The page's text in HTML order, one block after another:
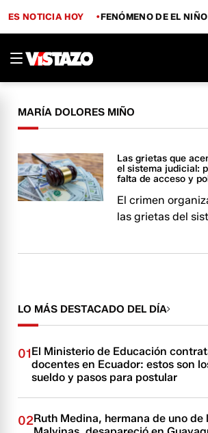
ES NOTICIA HOY FENÓMENO DE EL
MARÍA DOLORES MIÑO
Las grietas que
el sistema judicial:
falta de acceso y
El crimen
las grietas del
LO MÁS DESTACADO DEL DÍA
01El Ministerio de Educación
docentes en Ecuador: estos son
sueldo y pasos para postular
02Ruth Medina, hermana de uno de